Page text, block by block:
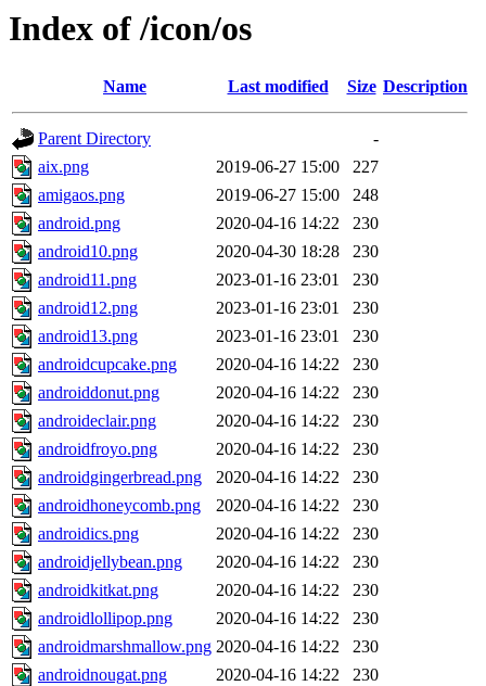
Index of /icon/os
Name Last modified Size Description
Parent Directory
-
aix.png
2019-06-27 15:00
227
amigaos.png
2019-06-27 15:00
248
android.png
2020-04-16 14:22
230
android10.png
2020-04-30 18:28
230
android11.png
2023-01-16 23:01
230
android12.png
2023-01-16 23:01
230
android13.png
2023-01-16 23:01
230
androidcupcake.png
2020-04-16 14:22
230
androiddonut.png
2020-04-16 14:22
230
androideclair.png
2020-04-16 14:22
230
androidfroyo.png
2020-04-16 14:22
230
androidgingerbread.png
2020-04-16 14:22
230
androidhoneycomb.png
2020-04-16 14:22
230
androidics.png
2020-04-16 14:22
230
androidjellybean.png
2020-04-16 14:22
230
androidkitkat.png
2020-04-16 14:22
230
androidlollipop.png
2020-04-16 14:22
230
androidmarshmallow.png 2020-04-16 14:22
230
androidnougat.png
2020-04-16 14:22
230